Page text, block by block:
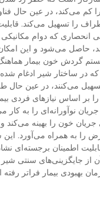
کم می‌کند، در عین حال
را تسهیل می‌کند.
که دوام مکانیکی
حاصل می‌شود و این
گردش خون بیمار
در ساختار شیر ادغام
می‌کنند، در عین حال
بر اساس نیازهای فردی
نوآورانه‌ای را به
خون را بهینه می‌کند و
را به همراه می‌آورد.
اطمینان برجسته‌ای
از جایگزینی‌های سنتی شیر
بهبودی بیمار فراتر